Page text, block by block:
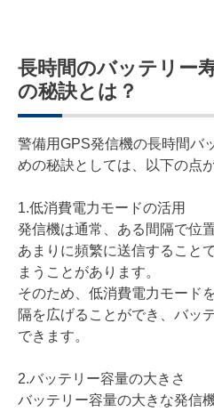
長時間のバッテリー
の秘訣とは？
警備用GPS発信機の長時間バ
めの秘訣としては、以下の点
1.低消費電力モードの活用
発信機は通常、ある間隔で位
あまりに頻繁に送信すること
まうことがあります。
そのため、低消費電力モード
隔を広げることができ、バッ
できます。
2.バッテリー容量の大きさ
バッテリー容量の大きな発信